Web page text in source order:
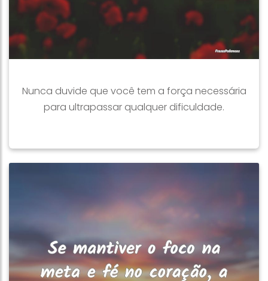
Nunca duvide que você tem a força necessária
para ultrapassar qualquer dificuldade.